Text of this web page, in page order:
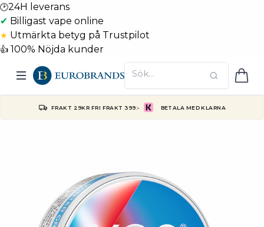
🕑24H leverans
✔ Billigast vape online
★ Utmärkta betyg på Trustpilot
👍 100% Nöjda kunder
FRAKT 29KR FRI FRAKT 399:- BETALA MED KLARNA